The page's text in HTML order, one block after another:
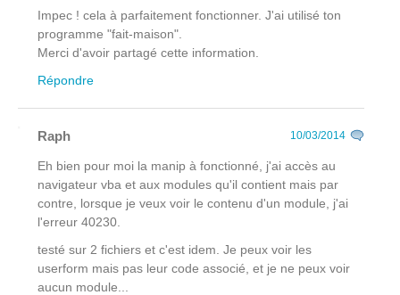
Impec ! cela à parfaitement fonctionner. J'ai utilisé ton
programme "fait-maison".
Merci d'avoir partagé cette information.
Répondre
Raph 10/03/2014
Eh bien pour moi la manip à fonctionné, j'ai accès au
navigateur vba et aux modules qu'il contient mais par
contre, lorsque je veux voir le contenu d'un module, j'ai
l'erreur 40230.
testé sur 2 fichiers et c'est idem. Je peux voir les
userform mais pas leur code associé, et je ne peux voir
aucun module...